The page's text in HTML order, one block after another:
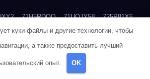
71H5RDOO 71UQJY58 725P81XE
куки-файлы и другие технологии, чтобы
а также предоставить лучший
опыт. OK